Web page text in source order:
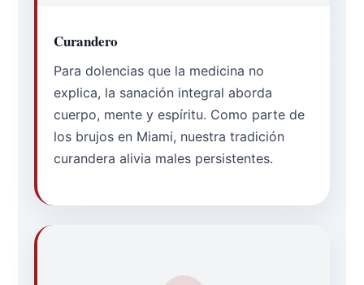
Curandero
Para dolencias que la medicina no
explica, la sanación integral aborda
cuerpo, mente y espíritu. Como parte de
los brujos en Miami, nuestra tradición
curandera alivia males persistentes.